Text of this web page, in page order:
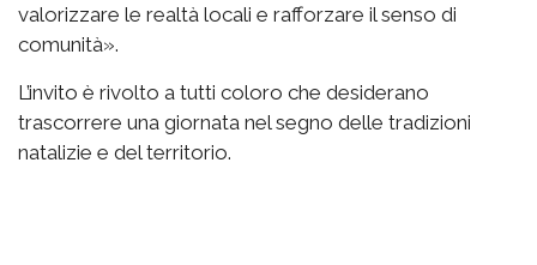
valorizzare le realtà locali e rafforzare il senso di
comunità».
L’invito è rivolto a tutti coloro che desiderano
trascorrere una giornata nel segno delle tradizioni
natalizie e del territorio.